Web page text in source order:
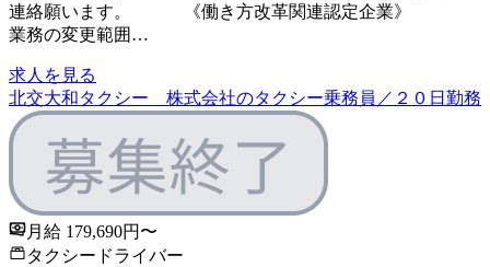
連絡願います。 《働き方改革関連認定企業》
業務の変更範囲…
求人を見る
北交大和タクシー 株式会社のタクシー乗務員／２０日勤務
月給 179,690円〜
タクシードライバー